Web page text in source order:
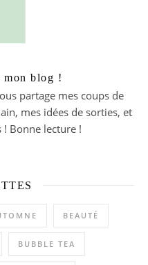
mon blog !
partage mes coups de
mes idées de sorties, et
! Bonne lecture !
BEAUTÉ
BUBBLE TEA